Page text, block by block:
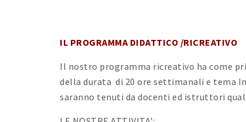
IL PROGRAMMA DIDATTICO /RICREATIVO
Il nostro programma ricreativo ha come
della durata di 20 ore settimanali e tema
saranno tenuti da docenti ed istruttori